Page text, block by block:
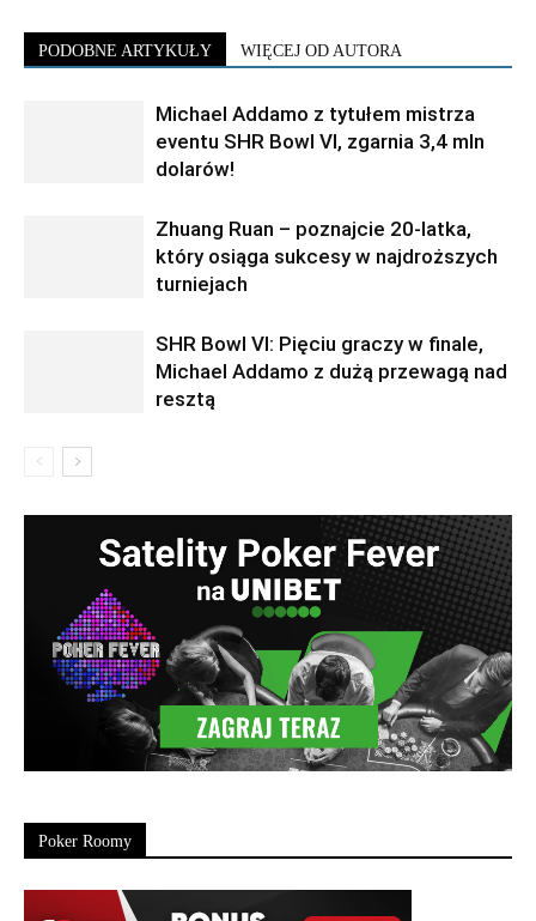
PODOBNE ARTYKUŁY WIĘCEJ OD AUTORA
Michael Addamo z tytułem mistrza
eventu SHR Bowl VI, zgarnia 3,4 mln
dolarów!
Zhuang Ruan – poznajcie 20-latka,
który osiąga sukcesy w najdroższych
turniejach
SHR Bowl VI: Pięciu graczy w finale,
Michael Addamo z dużą przewagą nad
resztą
Poker Roomy